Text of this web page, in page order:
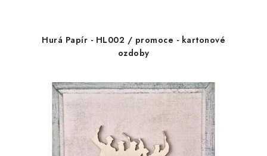
Hurá Papír - HL002 / promoce - kartonové
ozdoby